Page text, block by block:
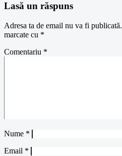
Lasă un răspuns
Adresa ta de email nu va fi publicată.
marcate cu *
Comentariu *
Nume *
Email *